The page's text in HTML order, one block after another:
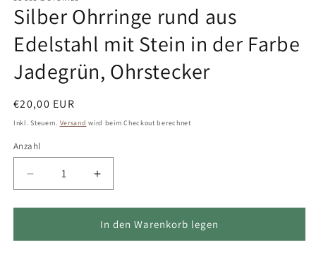
Silber Ohrringe rund aus
Edelstahl mit Stein in der Farbe
Jadegrün, Ohrstecker
Normaler
Preis
€20,00 EUR
Inkl. Steuern. Versand wird beim Checkout berechnet
Anzahl
Verringere
die
Menge
Silber
Erhöhe
die
Menge
für
Silber
In den Warenkorb legen